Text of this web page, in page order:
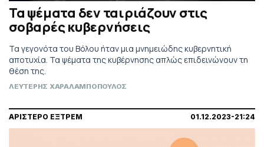
Τα ψέματα δεν ταιριάζουν στις
σοβαρές κυβερνήσεις
Τα γεγονότα του Βόλου ήταν μια μνημειώδης κυβερνητική
αποτυχία. Τα ψέματα της κυβέρνησης απλώς επιδεινώνουν τη
θέση της.
ΛΕΥΤΕΡΗΣ ΧΑΡΑΛΑΜΠΟΠΟΥΛΟΣ
ΑΡΙΣΤΕΡΟ ΕΞΤΡΕΜ 01.12.2023-21:24